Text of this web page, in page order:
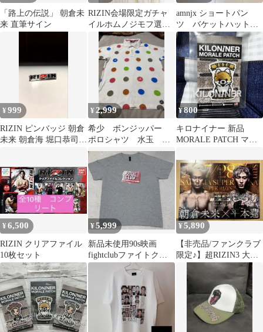
「路上の伝説」 朝倉未
来 直筆サイン
RIZIN会場限定ガチャ
イルホムノジモフ選手
amnjx ショートパン
ツ バケットハット
セット販売 平本蓮
¥999
RIZIN ピンバッジ 朝倉
未来 朝倉海 堀口恭司
¥ 2,999
希少 ボンジッパー
ポロシャツ 水玉 ド
ット柄 サイズｌ マ
ルチカラー
¥800
キロナイナー 新品
MORALE PATCH マグ
¥6,500
RIZIN クリアファイル
10枚セット
¥5,999
新品未使用90s映画
fightclubファイトクラ
ブTシャツ/キムタク着
¥5,890
【非売品/ファンクラブ
限定♪】超RIZIN3 大会
ミニポスター♧朝倉未
来 平本蓮